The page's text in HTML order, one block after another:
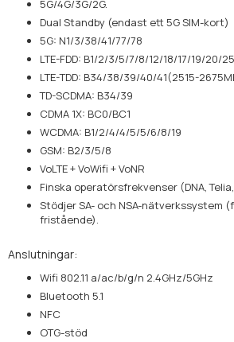
5G/4G/3G/2G.
Dual Standby (endast ett 5G SIM-kort)
5G: N1/3/38/41/77/78
LTE-FDD: B1/2/3/5/7/8/12/18/17/19/20/
LTE-TDD: B34/38/39/40/41(2515-
TD-SCDMA: B34/39
CDMA 1X: BC0/BC1
WCDMA: B1/2/4/4/5/5/6/8/19
GSM: B2/3/5/8
VoLTE + VoWifi + VoNR
Finska operatörsfrekvenser (DNA,
Stödjer SA- och NSA-nätverkssystem
fristående).
Anslutningar:
Wifi 802.11 a/ac/b/g/n 2.4GHz/5GHz
Bluetooth 5.1
NFC
OTG-stöd